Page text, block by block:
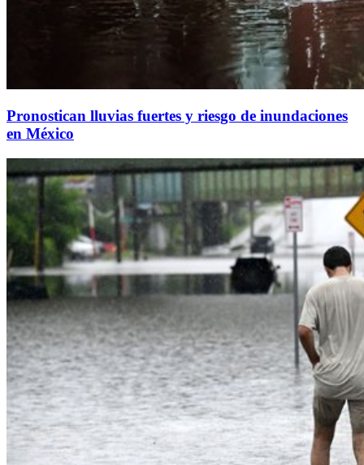
Pronostican lluvias fuertes y riesgo de inundaciones
en México